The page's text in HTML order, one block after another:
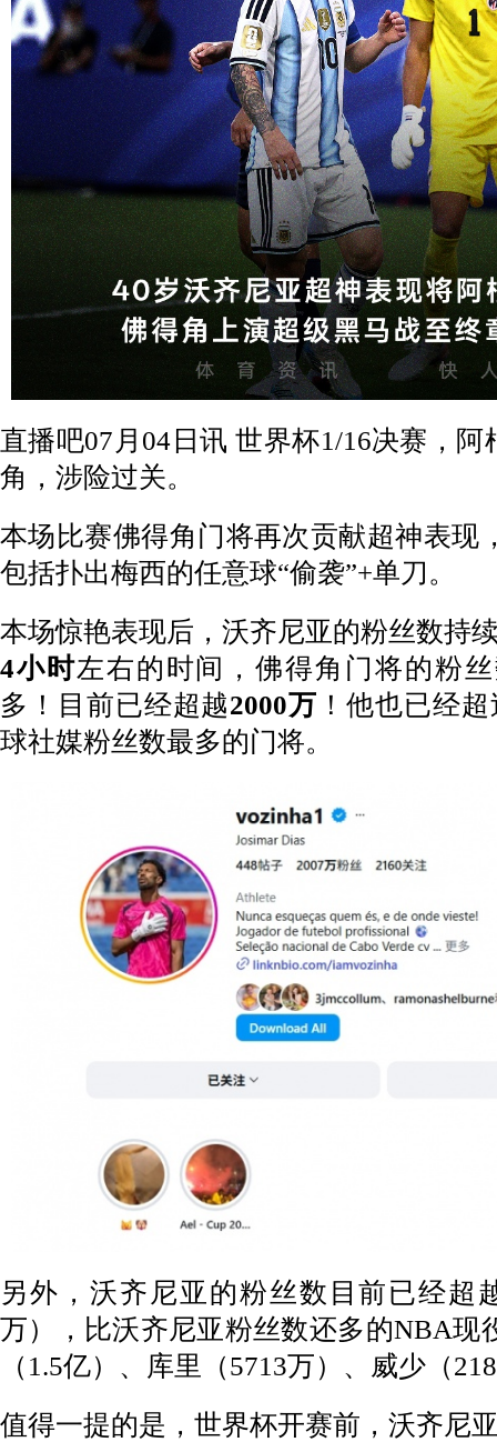
直播吧07月04日讯 世界杯1/16决赛，
角，涉险过关。
本场比赛佛得角门将再次贡献超神表现
包括扑出梅西的任意球“偷袭”+单刀。
本场惊艳表现后，沃齐尼亚的粉丝数持
4小时左右的时间，佛得角门将的粉
多！目前已经超越2000万 ！他也已经
球社媒粉丝数最多的门将。
另外，沃齐尼亚的粉丝数目前已经超
万），比沃齐尼亚粉丝数还多的NBA现
（1.5亿）、库里（5713万）、威少（
值得一提的是，世界杯开赛前，沃齐尼